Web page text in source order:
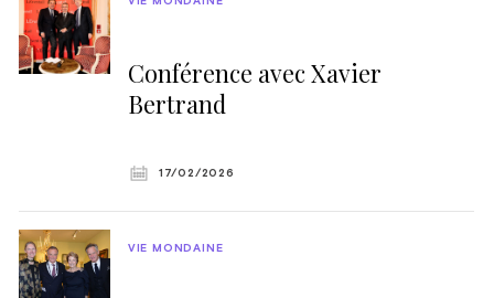
Conférence avec Xavier
Bertrand
17/02/2026
VIE MONDAINE